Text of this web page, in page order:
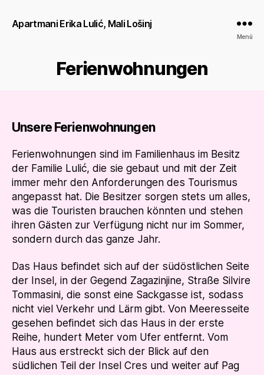
Apartmani Erika Lulić, Mali Lošinj
Menü
Ferienwohnungen
Unsere Ferienwohnungen
Ferienwohnungen sind im Familienhaus im Besitz
der Familie Lulić, die sie gebaut und mit der Zeit
immer mehr den Anforderungen des Tourismus
angepasst hat. Die Besitzer sorgen stets um alles,
was die Touristen brauchen könnten und stehen
ihren Gästen zur Verfügung nicht nur im Sommer,
sondern durch das ganze Jahr.
Das Haus befindet sich auf der südöstlichen Seite
der Insel, in der Gegend Zagazinjine, Straße Silvire
Tommasini, die sonst eine Sackgasse ist, sodass
nicht viel Verkehr und Lärm gibt. Von Meeresseite
gesehen befindet sich das Haus in der erste
Reihe, hundert Meter vom Ufer entfernt. Vom
Haus aus erstreckt sich der Blick auf den
südlichen Teil der Insel Cres und weiter auf Pag